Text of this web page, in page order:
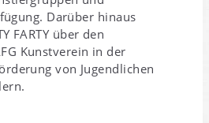
Darüber hinaus
FARTY über den
Kunstverein in der
von Jugendlichen